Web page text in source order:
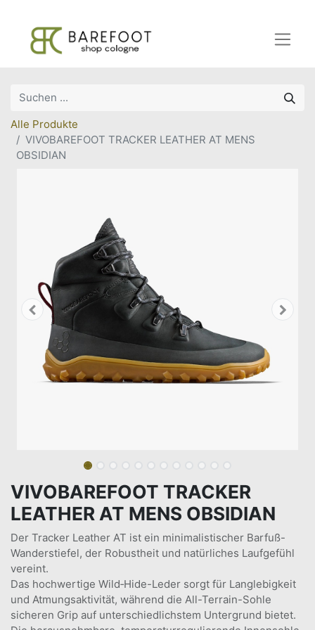
Alle Produkte
VIVOBAREFOOT TRACKER LEATHER AT MENS
OBSIDIAN
VIVOBAREFOOT TRACKER
LEATHER AT MENS OBSIDIAN
Der Tracker Leather AT ist ein minimalistischer Barfuß-
Wanderstiefel, der Robustheit und natürliches Laufgefühl
vereint.
Das hochwertige Wild‑Hide-Leder sorgt für Langlebigkeit
und Atmungsaktivität, während die All-Terrain-Sohle
sicheren Grip auf unterschiedlichstem Untergrund bietet.